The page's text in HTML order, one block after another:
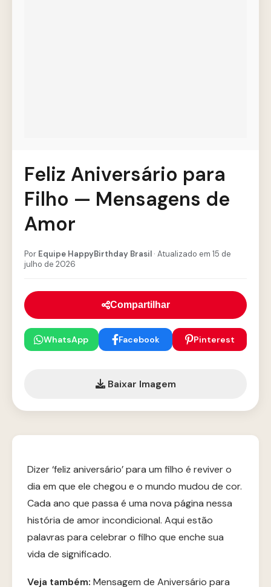
Feliz Aniversário para
Filho — Mensagens de
Amor
Por Equipe HappyBirthday Brasil · Atualizado em 15 de
julho de 2026
Compartilhar
WhatsApp Facebook Pinterest
Baixar Imagem
Dizer ‘feliz aniversário’ para um filho é reviver o
dia em que ele chegou e o mundo mudou de cor.
Cada ano que passa é uma nova página nessa
história de amor incondicional. Aqui estão
palavras para celebrar o filho que enche sua
vida de significado.
Veja também: Mensagem de Aniversário para